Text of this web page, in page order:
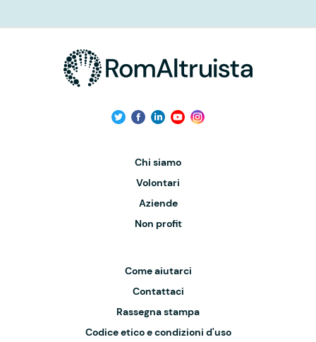
Chi siamo
Volontari
Aziende
Non profit
Come aiutarci
Contattaci
Rassegna stampa
Codice etico e condizioni d'uso